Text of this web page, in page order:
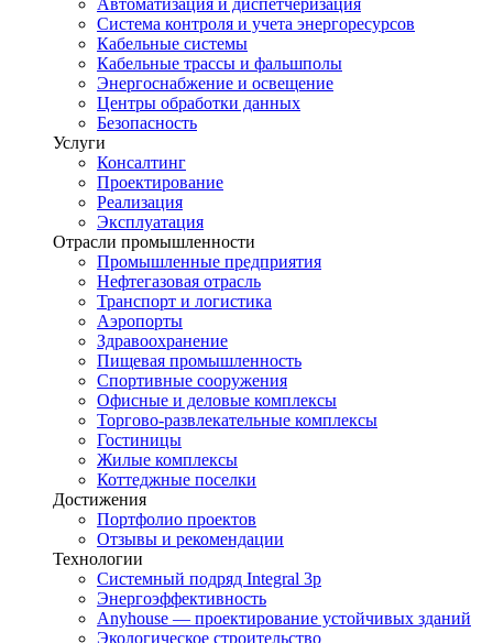
Система контроля и учета энергоресурсов
Кабельные системы
Кабельные трассы и фальшполы
Энергоснабжение и освещение
Центры обработки данных
Безопасность
Услуги
Консалтинг
Проектирование
Реализация
Эксплуатация
Отрасли промышленности
Промышленные предприятия
Нефтегазовая отрасль
Транспорт и логистика
Аэропорты
Здравоохранение
Пищевая промышленность
Спортивные сооружения
Офисные и деловые комплексы
Торгово-развлекательные комплексы
Гостиницы
Жилые комплексы
Коттеджные поселки
Достижения
Портфолио проектов
Отзывы и рекомендации
Технологии
Системный подряд Integral 3p
Энергоэффективность
Anyhouse — проектирование устойчивых зданий
Экологическое строительство